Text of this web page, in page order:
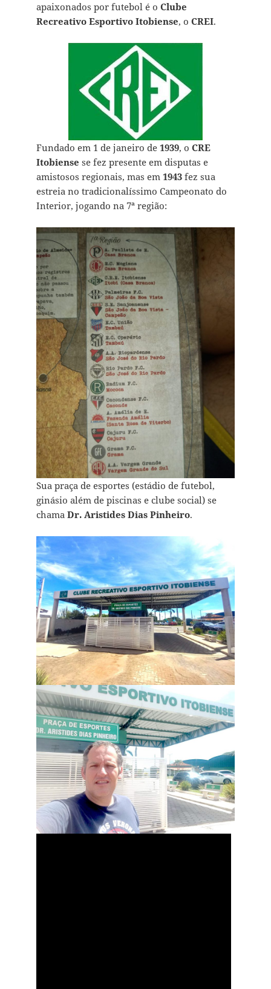
apaixonados por futebol é o Clube
Recreativo Esportivo Itobiense, o CREI.
Fundado em 1 de janeiro de 1939, o CRE
Itobiense se fez presente em disputas e
amistosos regionais, mas em 1943fez sua
estreia no tradicionalíssimo Campeonato do
Interior, jogando na 7ª região:
Sua praça de esportes (estádio de futebol,
ginásio além de piscinas e clube social) se
chama Dr. Aristides Dias Pinheiro.